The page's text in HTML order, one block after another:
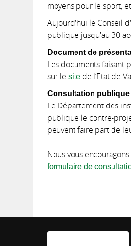
moyens pour le sport,
Aujourd'hui le Conseil
publique jusqu'au 30
Document de
Les documents faisant
sur le site de l’Etat de
Consultation publique
Le Département des
publique le contre-
peuvent faire part de
Nous vous
formulaire de